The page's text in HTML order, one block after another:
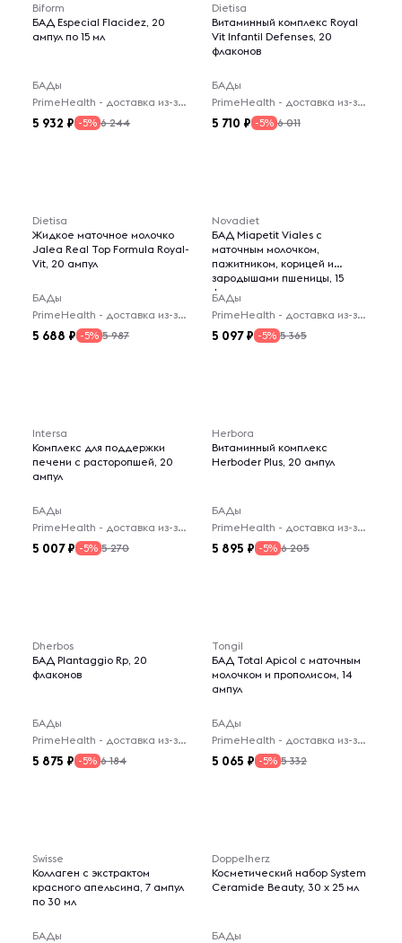
Biform
БАД Especial Flacidez, 20
ампул по 15 мл
БАДы
PrimeHealth - доставка из-за рубежа
5 932 -5% 6 244
Dietisa
Витаминный комплекс Royal
Vit Infantil Defenses, 20
флаконов
БАДы
PrimeHealth - доставка из-за рубежа
5 710 -5% 6 011
Dietisa
Жидкое маточное молочко
Jalea Real Top Formula Royal-
Vit, 20 ампул
БАДы
PrimeHealth - доставка из-за рубежа
5 688 -5% 5 987
Novadiet
БАД Miapetit Viales с
маточным молочком,
пажитником, корицей и
зародышами пшеницы, 15
флаконов
БАДы
PrimeHealth - доставка из-за рубежа
5 097 -5% 5 365
Intersa
Комплекс для поддержки
печени с расторопшей, 20
ампул
БАДы
PrimeHealth - доставка из-за рубежа
5 007 -5% 5 270
Herbora
Витаминный комплекс
Herboder Plus, 20 ампул
БАДы
PrimeHealth - доставка из-за рубежа
5 895 -5% 6 205
Dherbos
БАД Plantaggio Rp, 20
флаконов
БАДы
PrimeHealth - доставка из-за рубежа
5 875 -5% 6 184
Tongil
БАД Total Apicol с маточным
молочком и прополисом, 14
ампул
БАДы
PrimeHealth - доставка из-за рубежа
5 065 -5% 5 332
Swisse
Коллаген с экстрактом
красного апельсина, 7 ампул
по 30 мл
БАДы
Doppelherz
Косметический набор System
Ceramide Beauty, 30 х 25 мл
БАДы